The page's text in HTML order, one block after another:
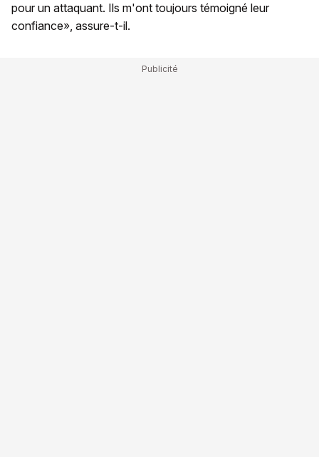
pour un attaquant. Ils m'ont toujours témoigné leur
confiance», assure-t-il.